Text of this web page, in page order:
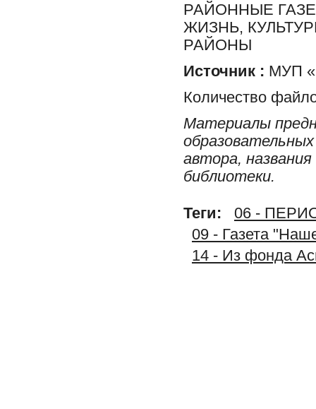
РАЙОННЫЕ
ЖИЗНЬ,
РАЙОНЫ
Источник : МУП
Количество
Материалы
автора,
библиотеки.
Теги:
06 -
09 - Газета
14 - Из фонда